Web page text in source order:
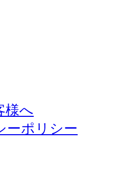
様へ
ーポリシー